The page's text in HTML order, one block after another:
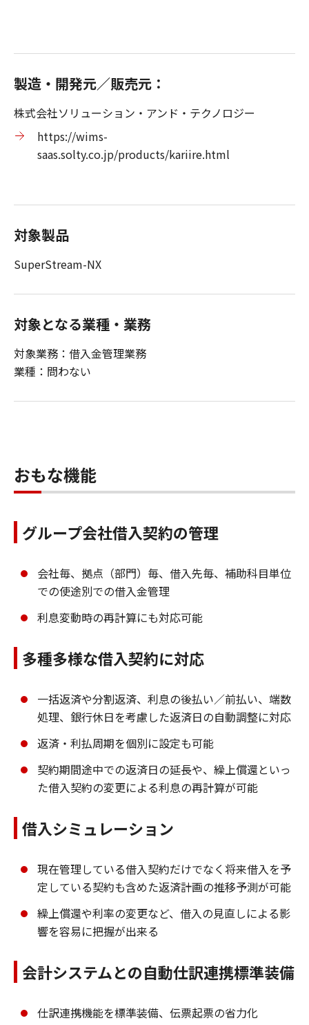
製造・開発元／販売元：
株式会社ソリューション・アンド・テクノロジー
https://wims-
saas.solty.co.jp/products/kariire.html
対象製品
SuperStream-NX
対象となる業種・業務
対象業務：借入金管理業務
業種：問わない
おもな機能
グループ会社借入契約の管理
会社毎、拠点（部門）毎、借入先毎、補助科目単位
での使途別での借入金管理
利息変動時の再計算にも対応可能
多種多様な借入契約に対応
一括返済や分割返済、利息の後払い／前払い、端数
処理、銀行休日を考慮した返済日の自動調整に対応
返済・利払周期を個別に設定も可能
契約期間途中での返済日の延長や、繰上償還といっ
た借入契約の変更による利息の再計算が可能
借入シミュレーション
現在管理している借入契約だけでなく将来借入を予
定している契約も含めた返済計画の推移予測が可能
繰上償還や利率の変更など、借入の見直しによる影
響を容易に把握が出来る
会計システムとの自動仕訳連携標準装備
仕訳連携機能を標準装備、伝票起票の省力化